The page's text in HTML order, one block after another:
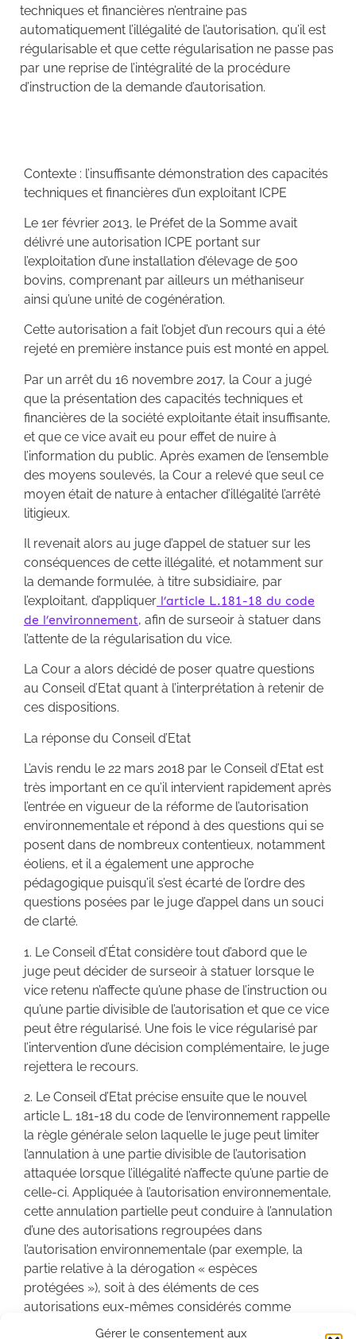
Gérer le consentement aux
techniques et financières n’entraine pas
automatiquement l’illégalité de l’autorisation, qu’il est
régularisable et que cette régularisation ne passe pas
par une reprise de l’intégralité de la procédure
d’instruction de la demande d’autorisation.
Contexte : l’insuffisante démonstration des capacités
techniques et financières d’un exploitant ICPE
Le 1er février 2013, le Préfet de la Somme avait
délivré une autorisation ICPE portant sur
l’exploitation d’une installation d’élevage de 500
bovins, comprenant par ailleurs un méthaniseur
ainsi qu’une unité de cogénération.
Cette autorisation a fait l’objet d’un recours qui a été
rejeté en première instance puis est monté en appel.
Par un arrêt du 16 novembre 2017, la Cour a jugé
que la présentation des capacités techniques et
financières de la société exploitante était insuffisante,
et que ce vice avait eu pour effet de nuire à
l’information du public. Après examen de l’ensemble
des moyens soulevés, la Cour a relevé que seul ce
moyen était de nature à entacher d’illégalité l’arrêté
litigieux.
Il revenait alors au juge d’appel de statuer sur les
conséquences de cette illégalité, et notamment sur
la demande formulée, à titre subsidiaire, par
l’exploitant, d’appliquer l’article L.181-18 du code
de l’environnement, afin de surseoir à statuer dans
l’attente de la régularisation du vice.
La Cour a alors décidé de poser quatre questions
au Conseil d’Etat quant à l’interprétation à retenir de
ces dispositions.
La réponse du Conseil d’Etat
L’avis rendu le 22 mars 2018 par le Conseil d’Etat est
très important en ce qu’il intervient rapidement après
l’entrée en vigueur de la réforme de l’autorisation
environnementale et répond à des questions qui se
posent dans de nombreux contentieux, notamment
éoliens, et il a également une approche
pédagogique puisqu’il s’est écarté de l’ordre des
questions posées par le juge d’appel dans un souci
de clarté.
1. Le Conseil d’État considère tout d’abord que le
juge peut décider de surseoir à statuer lorsque le
vice retenu n’affecte qu’une phase de l’instruction ou
qu’une partie divisible de l’autorisation et que ce vice
peut être régularisé. Une fois le vice régularisé par
l’intervention d’une décision complémentaire, le juge
rejettera le recours.
2. Le Conseil d’Etat précise ensuite que le nouvel
article L. 181-18 du code de l’environnement rappelle
la règle générale selon laquelle le juge peut limiter
l’annulation à une partie divisible de l’autorisation
attaquée lorsque l’illégalité n’affecte qu’une partie de
celle-ci. Appliquée à l’autorisation environnementale,
cette annulation partielle peut conduire à l’annulation
d’une des autorisations regroupées dans
l’autorisation environnementale (par exemple, la
partie relative à la dérogation « espèces
protégées »), soit à des éléments de ces
autorisations eux-mêmes considérés comme
divisibles (une partie du projet). La délivrance d’une